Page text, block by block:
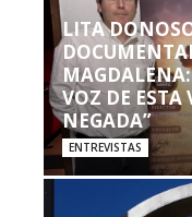
LITA
VOZ DE ESTA
NEGADA”
ENTREVISTAS